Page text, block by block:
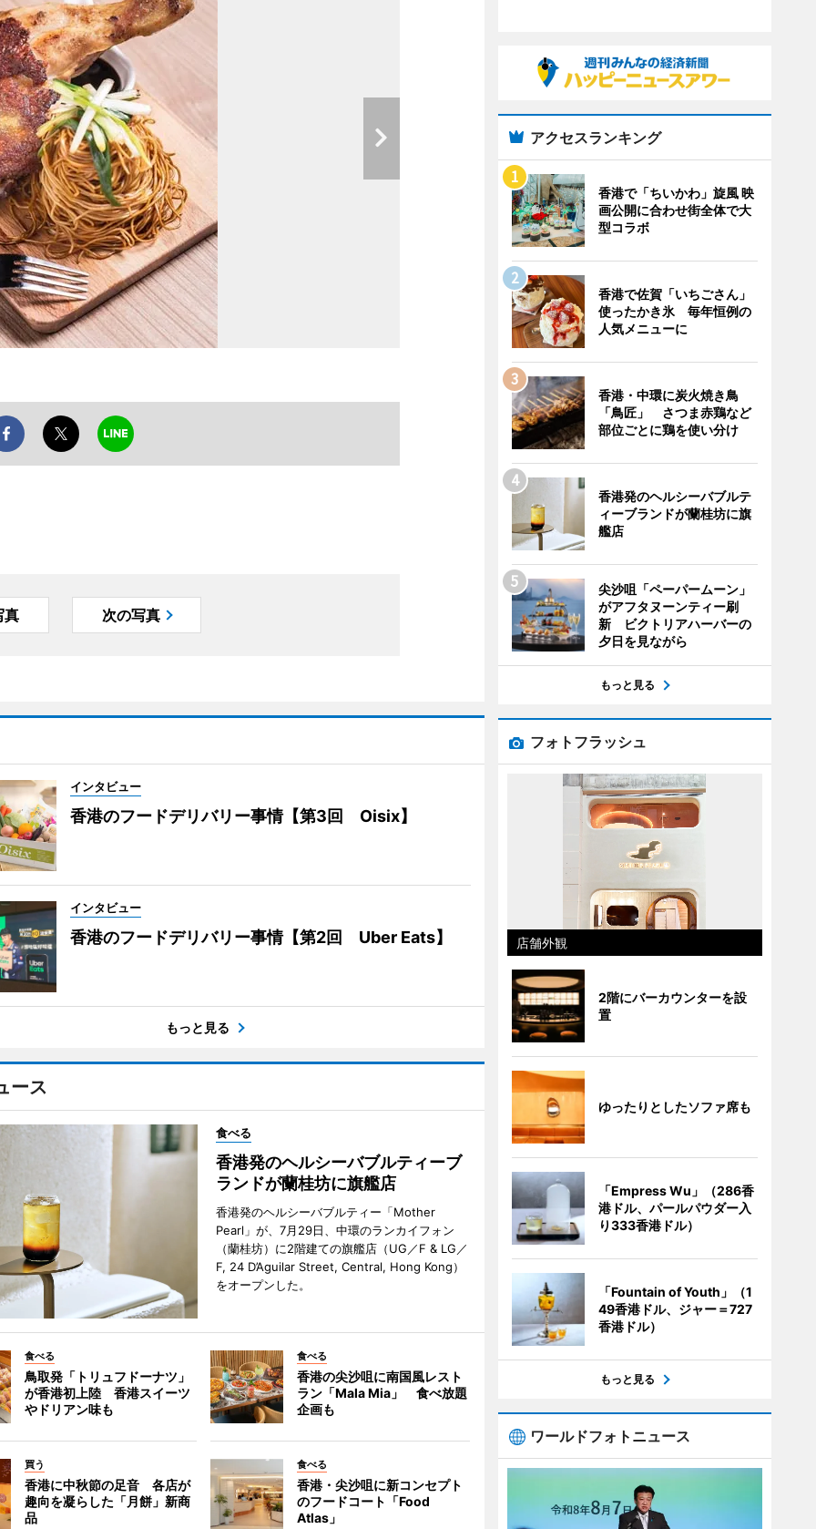
真 次の写真
インタビュー
香港のフードデリバリー事情【第3回 Oisix】
インタビュー
香港のフードデリバリー事情【第2回 Uber Eats】
もっと見る
ース
食べる
香港発のヘルシーバブルティーブ
ランドが蘭桂坊に旗艦店
香港発のヘルシーバブルティー「Mother
Pearl」が、7月29日、中環のランカイフォン
（蘭桂坊）に2階建ての旗艦店（UG／F & LG／
F, 24 D’Aguilar Street, Central, Hong Kong）
をオープンした。
食べる
鳥取発「トリュフドーナツ」
が香港初上陸 香港スイーツ
やドリアン味も
食べる
香港の尖沙咀に南国風レスト
ラン「Mala Mia」 食べ放題
企画も
買う
香港に中秋節の足音 各店が
趣向を凝らした「月餅」新商
品
食べる
香港・尖沙咀に新コンセプト
のフードコート「Food
Atlas」
アクセスランキング
香港で「ちいかわ」旋風 映
画公開に合わせ街全体で大
型コラボ
香港で佐賀「いちごさん」
使ったかき氷 毎年恒例の
人気メニューに
香港・中環に炭火焼き鳥
「鳥匠」 さつま赤鶏など
部位ごとに鶏を使い分け
香港発のヘルシーバブルテ
ィーブランドが蘭桂坊に旗
艦店
尖沙咀「ペーパームーン」
がアフタヌーンティー刷
新 ビクトリアハーバーの
夕日を見ながら
もっと見る
フォトフラッシュ
店舗外観
2階にバーカウンターを設
置
ゆったりとしたソファ席も
「Empress Wu」（286香
港ドル、パールパウダー入
り333香港ドル）
「Fountain of Youth」（1
49香港ドル、ジャー＝727
香港ドル）
もっと見る
ワールドフォトニュース